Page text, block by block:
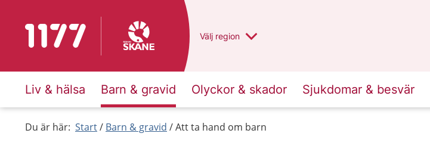
Till startsidan för 1177 Du har valt region
Välj en annan
region
Liv & hälsa Barn & gravid Olyckor & skador Sjukdomar & besvär
Du är här: Start Barn & gravid Att ta hand om barn